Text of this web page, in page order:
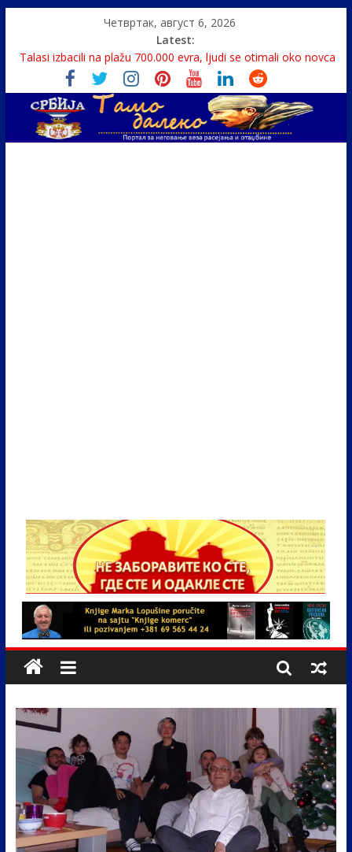
Четвртак, август 6, 2026
Latest:
Monasi spasili dete sa litice visoke 15 metara
Talasi izbacili na plažu 700.000 evra, ljudi se otimali oko novca
Srbin zaspao na Dunavu, reka ga odnela u Rumuniju
Politika i seks glavne teme srpskih medija
U Srbiji pola miliona migranata, 100 000 stranaca se zaposlilo